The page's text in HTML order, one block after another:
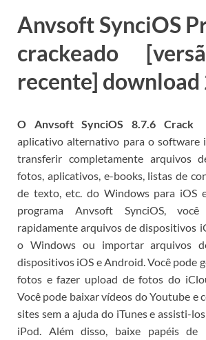
Anvsoft SynciOS
crackeado
recente]
O Anvsoft SynciOS 8.7.6 Cracké
aplicativo alternativo para o software
transferir completamente arquivos
fotos, aplicativos, e-books, listas de
de texto, etc. do Windows para iOS
programa Anvsoft SynciOS,
rapidamente arquivos de dispositivos
o Windows ou importar arquivos
dispositivos iOS e Android. Você pode
fotos e fazer upload de fotos do
Você pode baixar vídeos do Youtube e
sites sem a ajuda do iTunes e assisti-
iPod. Além disso, baixe papéis de